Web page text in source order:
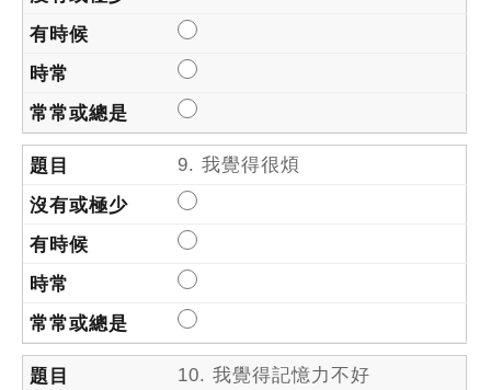
9. 我覺得很煩
10. 我覺得記憶力不好